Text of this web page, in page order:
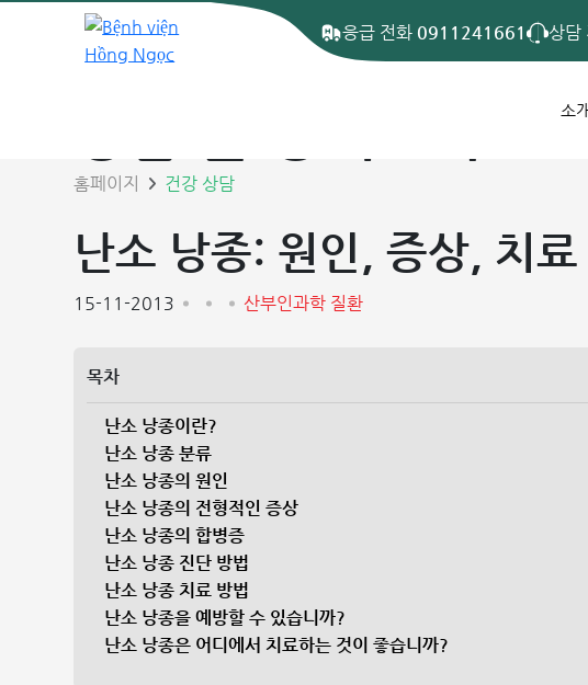
응급 전화 0911241661 상담
소개
홈페이지 건강 상담
난소 낭종: 원인, 증상, 치료
15-11-2013 산부인과학 질환
목차
난소 낭종이란?
난소 낭종 분류
난소 낭종의 원인
난소 낭종의 전형적인 증상
난소 낭종의 합병증
난소 낭종 진단 방법
난소 낭종 치료 방법
난소 낭종을 예방할 수 있습니까?
난소 낭종은 어디에서 치료하는 것이 좋습니까?